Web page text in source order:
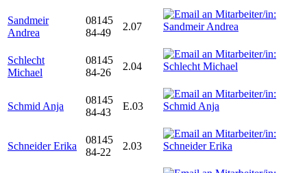
Sandmeir
Andrea
08145
84-49
2.07
Schlecht
Michael
08145
84-26
2.04
Schmid Anja
08145
84-43
E.03
Schneider Erika
08145
84-22
2.03